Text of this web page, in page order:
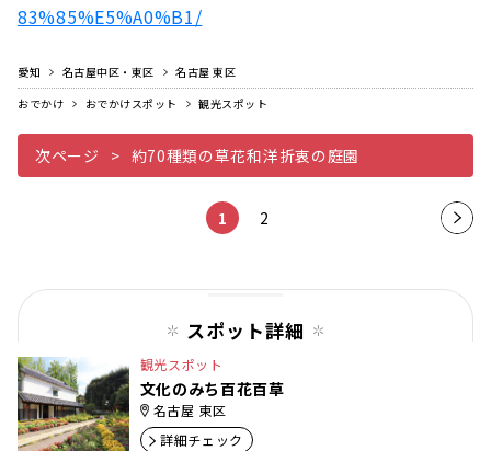
83%85%E5%A0%B1/
愛知 名古屋中区・東区
名古屋 東区
おでかけ
おでかけスポット 観光スポット
次ページ 約70種類の草花和洋折衷の庭園
1 2
次の
スポット詳細
観光スポット
文化のみち百花百草
名古屋 東区
詳細チェック